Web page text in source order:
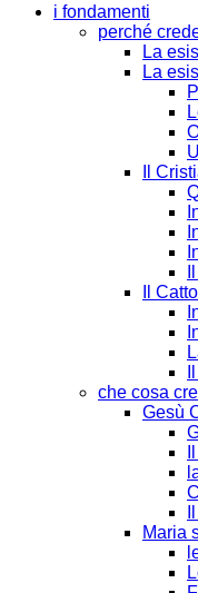
i fondamenti
perché
La
La
Il
Il
che cosa
Gesù
Maria